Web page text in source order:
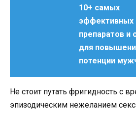
10+ самых
эффективных
препаратов и
для
потенции
Не стоит путать фригидность с
эпизодическим нежеланием